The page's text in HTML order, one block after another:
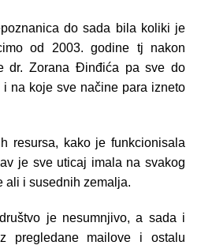
do sada bila koliki je
od 2003. godine tj nakon
dr. Zorana Đinđića pa sve do
na koje sve načine para izneto
resursa, kako je funkcionisala
je sve uticaj imala na svakog
ali i susednih zemalja.
je nesumnjivo, a sada i
pregledane mailove i ostalu